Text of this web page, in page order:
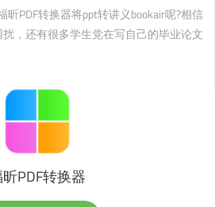
昕PDF转换器将ppt转讲义bookair呢?相信
，还有很多学生党在写自己的毕业论文
PDF转换器